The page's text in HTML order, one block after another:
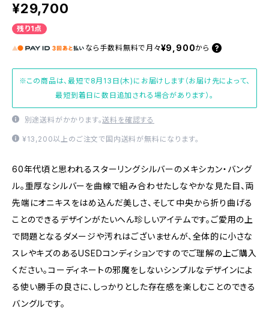
¥29,700
残り1点
なら 手数料無料で 月々¥9,900から
※この商品は、最短で8月13日(木)にお届けします（お届け先によって、
最短到着日に数日追加される場合があります）。
別途送料がかかります。送料を確認する
¥13,200以上のご注文で国内送料が無料になります。
60年代頃と思われるスターリングシルバーのメキシカン・バング
ル。重厚なシルバーを曲線で組み合わせたしなやかな見た目、両
先端にオニキスをはめ込んだ美しさ、そして中央から折り曲げる
ことのできるデザインがたいへん珍しいアイテムです。ご愛用の上
で問題となるダメージや汚れはございませんが、全体的に小さな
スレやキズのあるUSEDコンディションですのでご理解の上ご購入
ください。コーディネートの邪魔をしないシンプルなデザインによ
る使い勝手の良さに、しっかりとした存在感を楽しむことのできる
バングルです。